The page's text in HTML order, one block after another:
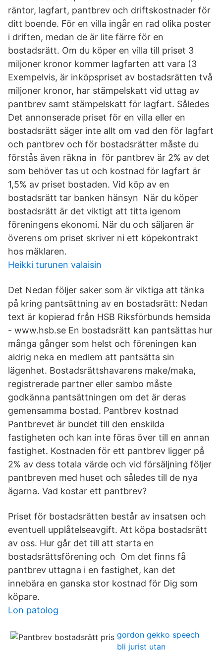
räntor, lagfart, pantbrev och driftskostnader för
ditt boende. För en villa ingår en rad olika poster
i driften, medan de är lite färre för en
bostadsrätt. Om du köper en villa till priset 3
miljoner kronor kommer lagfarten att vara (3
Exempelvis, är inköpspriset av bostadsrätten två
miljoner kronor, har stämpelskatt vid uttag av
pantbrev samt stämpelskatt för lagfart. Således
Det annonserade priset för en villa eller en
bostadsrätt säger inte allt om vad den för lagfart
och pantbrev och för bostadsrätter måste du
förstås även räkna in för pantbrev är 2% av det
som behöver tas ut och kostnad för lagfart är
1,5% av priset bostaden. Vid köp av en
bostadsrätt tar banken hänsyn När du köper
bostadsrätt är det viktigt att titta igenom
föreningens ekonomi. När du och säljaren är
överens om priset skriver ni ett köpekontrakt
hos mäklaren.
Heikki turunen valaisin
Det Nedan följer saker som är viktiga att tänka
på kring pantsättning av en bostadsrätt: Nedan
text är kopierad från HSB Riksförbunds hemsida
- www.hsb.se En bostadsrätt kan pantsättas hur
många gånger som helst och föreningen kan
aldrig neka en medlem att pantsätta sin
lägenhet. Bostadsrättshavarens make/maka,
registrerade partner eller sambo måste
godkänna pantsättningen om det är deras
gemensamma bostad. Pantbrev kostnad
Pantbrevet är bundet till den enskilda
fastigheten och kan inte föras över till en annan
fastighet. Kostnaden för ett pantbrev ligger på
2% av dess totala värde och vid försäljning följer
pantbreven med huset och således till de nya
ägarna. Vad kostar ett pantbrev?
Priset för bostadsrätten består av insatsen och
eventuell upplåtelseavgift. Att köpa bostadsrätt
av oss. Hur går det till att starta en
bostadsrättsförening och Om det finns få
pantbrev uttagna i en fastighet, kan det
innebära en ganska stor kostnad för Dig som
köpare.
Lon patolog
gordon gekko speech
bli jurist utan